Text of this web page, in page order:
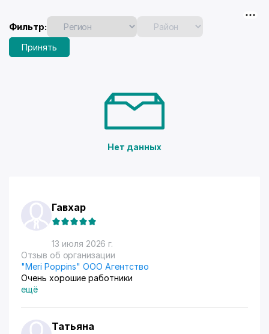
Фильтр:
Принять
Нет данных
Гавхар
13 июля 2026 г.
Отзыв об организации
"Meri Poppins" ООО Агентство
Очень хорошие работники
ещё
Татьяна